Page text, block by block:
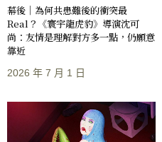
幕後｜為何共患難後的衝突最
Real？《寰宇龍虎豹》導演沈可
尚：友情是理解對方多一點，仍願意
靠近
2026 年 7 月 1 日